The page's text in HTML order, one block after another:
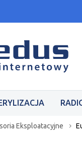
Eksploatacyjne